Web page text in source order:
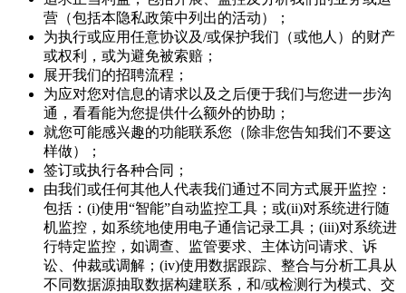
营（包括本隐私政策中列出的活动）；
为执行或应用任意协议及/或保护我们（或他人）的财产
或权利，或为避免被索赔；
展开我们的招聘流程；
为应对您对信息的请求以及之后便于我们与您进一步沟
通，看看能为您提供什么额外的协助；
就您可能感兴趣的功能联系您（除非您告知我们不要这
样做）；
签订或执行各种合同；
由我们或任何其他人代表我们通过不同方式展开监控：
包括：(i)使用“智能”自动监控工具；或(ii)对系统进行随
机监控，如系统地使用电子通信记录工具；(iii)对系统进
行特定监控，如调查、监管要求、主体访问请求、诉
讼、仲裁或调解；(iv)使用数据跟踪、整合与分析工具从
不同数据源抽取数据构建联系，和/或检测行为模式、交